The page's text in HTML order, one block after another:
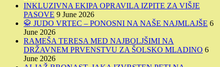
INKLUZIVNA EKIPA OPRAVILA IZPITE ZA VIŠJE
PASOVE 9 June 2026
🥋 JUDO VRTEC – PONOSNI NA NAŠE NAJMLAJŠE 6
June 2026
RAMEŠA TERESA MED NAJBOLJŠIMI NA
DRŽAVNEM PRVENSTVU ZA ŠOLSKO MLADINO 6
June 2026